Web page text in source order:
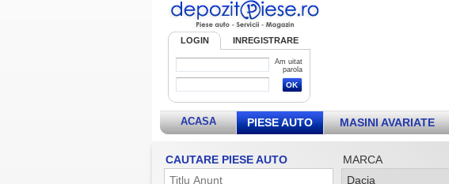
LOGIN INREGISTRARE
Am uitat
parola
ACASA PIESE AUTO MASINI AVARIATE
CAUTARE PIESE AUTO MARCA